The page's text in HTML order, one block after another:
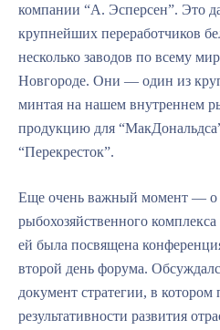
компании “А. Эсперсен”. Это
крупнейших переработчиков
несколько заводов по всему
Новгороде. Они — один из
минтая на нашем внутреннем
продукцию для
“Перекресток”.
Еще очень важный момент — о
рыбохозяйственного
ей была посвящена
второй день форума.
документ стратегии, в
результативности развития